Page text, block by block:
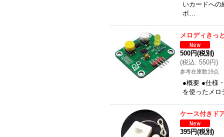
いカードへの
ボ…
メロディきっ
500円(税別)
(税込: 550円)
参考在庫数19点
●概要 ●仕様
を使ったメ
ケース付きド
395円(税別)